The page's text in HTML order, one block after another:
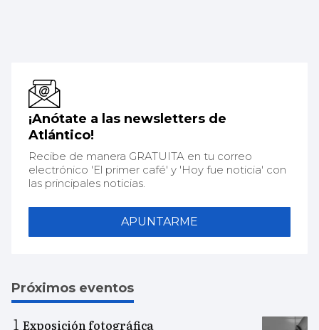
¡Anótate a las newsletters de
Atlántico!
Recibe de manera GRATUITA en tu correo
electrónico 'El primer café' y 'Hoy fue noticia' con
las principales noticias.
APUNTARME
Próximos eventos
Exposición fotográfica